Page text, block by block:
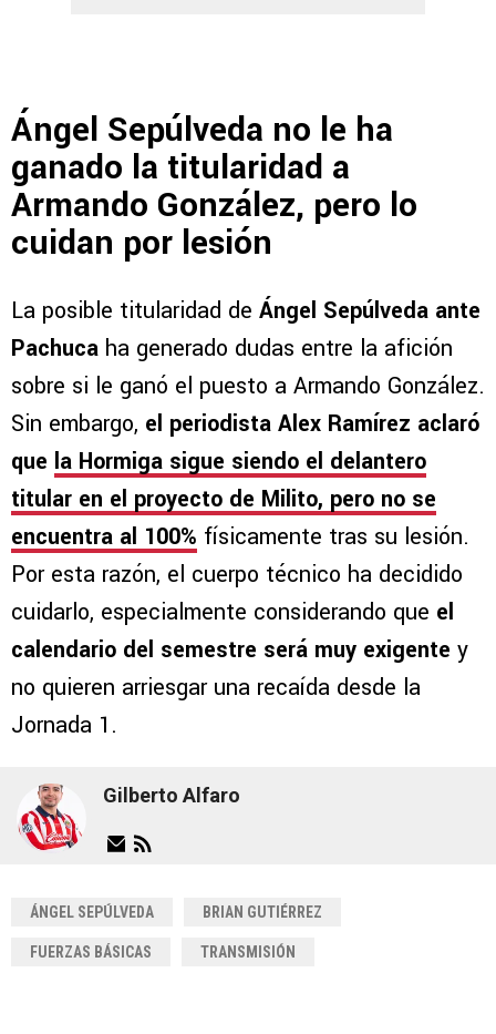
Ángel Sepúlveda no le ha
ganado la titularidad a
Armando González, pero lo
cuidan por lesión
La posible titularidad de Ángel Sepúlveda ante
Pachuca ha generado dudas entre la afición
sobre si le ganó el puesto a Armando González.
Sin embargo, el periodista Alex Ramírez aclaró
que la Hormiga sigue siendo el delantero
titular en el proyecto de Milito, pero no se
encuentra al 100% físicamente tras su lesión.
Por esta razón, el cuerpo técnico ha decidido
cuidarlo, especialmente considerando que el
calendario del semestre será muy exigente y
no quieren arriesgar una recaída desde la
Jornada 1.
Gilberto Alfaro
ÁNGEL SEPÚLVEDA BRIAN GUTIÉRREZ
FUERZAS BÁSICAS TRANSMISIÓN